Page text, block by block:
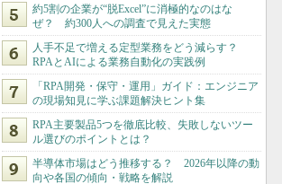
約5割の企業が“脱Excel”に消極的なのはな
ぜ？ 約300人への調査で見えた実態
人手不足で増える定型業務をどう減らす？
RPAとAIによる業務自動化の実践例
「RPA開発・保守・運用」ガイド：エンジニア
の現場知見に学ぶ課題解決ヒント集
RPA主要製品5つを徹底比較、失敗しないツー
ル選びのポイントとは？
半導体市場はどう推移する？ 2026年以降の動
向や各国の傾向・戦略を解説